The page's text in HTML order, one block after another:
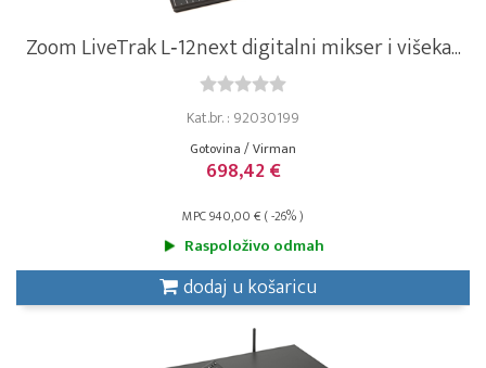
Zoom LiveTrak L‑12next digitalni mikser i višeka...
Kat.br. : 92030199
Gotovina / Virman
698,42 €
MPC 940,00 € ( -26% )
Raspoloživo odmah
dodaj u košaricu